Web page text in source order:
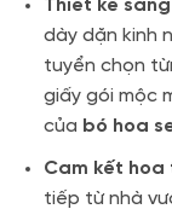
Thiết kế
dày dặn kinh
tuyển chọn
giấy gói mộc
của bó hoa
Cam kết hoa
tiếp từ nhà